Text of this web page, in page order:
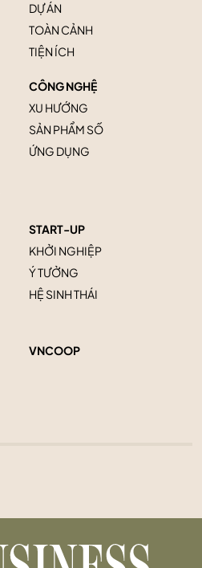
DỰ ÁN
TOÀN CẢNH
TIỆN ÍCH
CÔNG NGHỆ
XU HƯỚNG
SẢN PHẨM SỐ
ỨNG DỤNG
START-UP
KHỞI NGHIỆP
Ý TƯỞNG
HỆ SINH THÁI
VNCOOP